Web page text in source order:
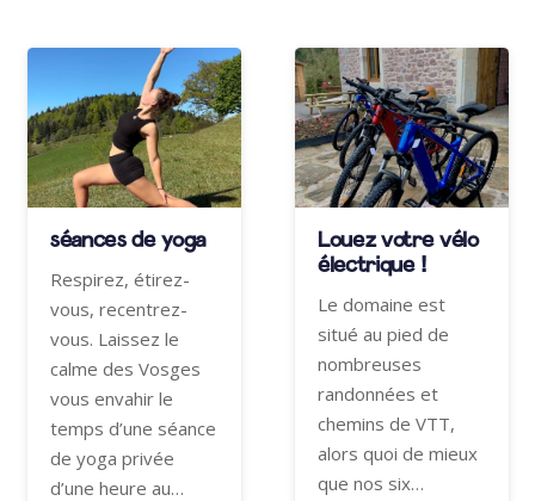
séances de yoga
Respirez, étirez-
vous, recentrez-
vous. Laissez le
calme des Vosges
vous envahir le
temps d’une séance
de yoga privée
d’une heure au…
Louez votre vélo
électrique !
Le domaine est
situé au pied de
nombreuses
randonnées et
chemins de VTT,
alors quoi de mieux
que nos six…